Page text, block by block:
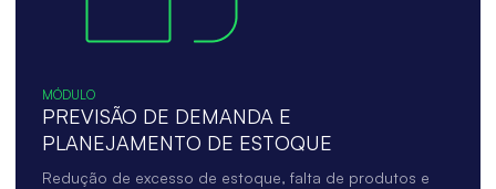
MÓDULO
PREVISÃO DE DEMANDA E
PLANEJAMENTO DE ESTOQUE
Redução de excesso de estoque, falta de produtos e